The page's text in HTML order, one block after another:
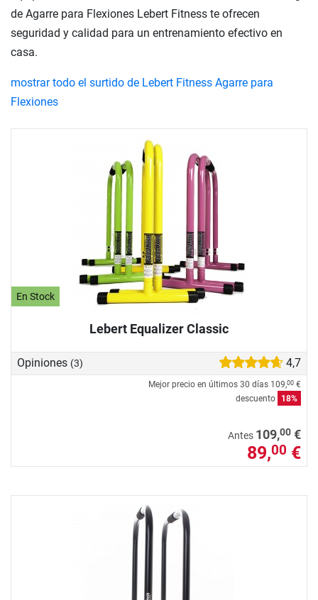
En Stock
Lebert Equalizer Classic
Opiniones (3) 4,7
Mejor precio en últimos 30 días 109,00 €
descuento
18%
Antes 109,00 €
89,00 €
de Agarre para Flexiones Lebert Fitness te ofrecen
seguridad y calidad para un entrenamiento efectivo en
casa.
mostrar todo el surtido de Lebert Fitness Agarre para
Flexiones